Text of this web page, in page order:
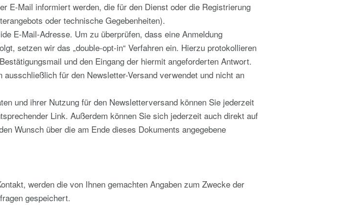
E-Mail informiert werden, die für den Dienst oder die Registrierung
oder technische Gegebenheiten).
E-Mail-Adresse. Um zu überprüfen, dass eine Anmeldung
setzen wir das „double-opt-in“ Verfahren ein. Hierzu protokollieren
und den Eingang der hiermit angeforderten Antwort.
für den Newsletter-Versand verwendet und nicht an
und ihrer Nutzung für den Newsletterversand können Sie jederzeit
Link. Außerdem können Sie sich jederzeit auch direkt auf
Wunsch über die am Ende dieses Dokuments angegebene
werden die von Ihnen gemachten Angaben zum Zwecke der
gespeichert.